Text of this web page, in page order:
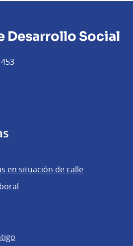
Desarrollo Social
en situación de calle